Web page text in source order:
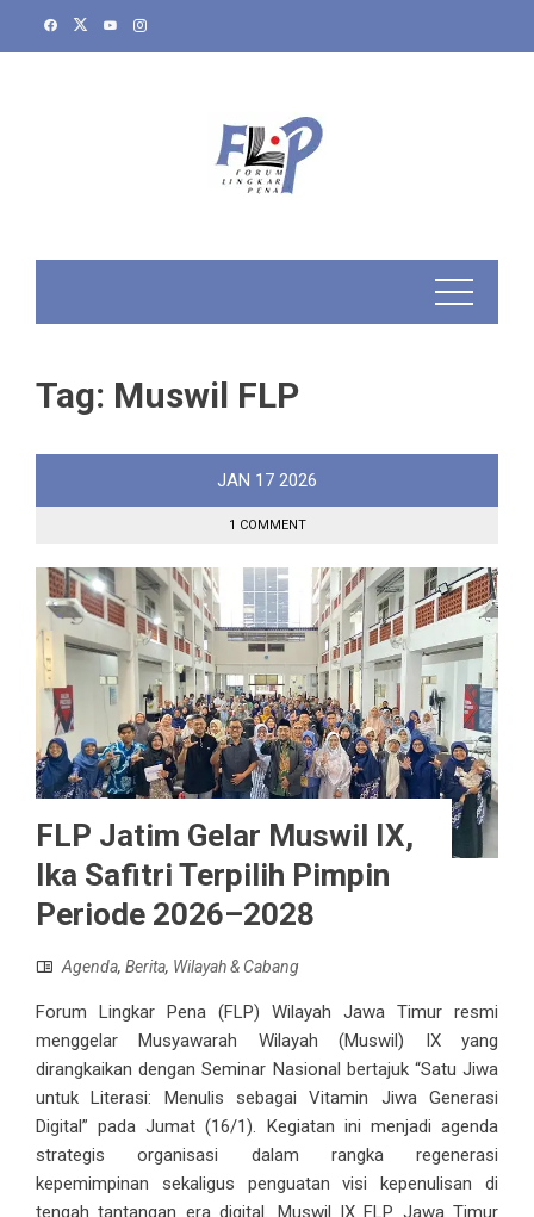
Tag: Muswil FLP
JAN 17 2026
1 COMMENT
FLP Jatim Gelar Muswil IX,
Ika Safitri Terpilih Pimpin
Periode 2026–2028
Agenda, Berita, Wilayah & Cabang
Forum Lingkar Pena (FLP) Wilayah Jawa Timur resmi
menggelar Musyawarah Wilayah (Muswil) IX yang
dirangkaikan dengan Seminar Nasional bertajuk “Satu Jiwa
untuk Literasi: Menulis sebagai Vitamin Jiwa Generasi
Digital” pada Jumat (16/1). Kegiatan ini menjadi agenda
strategis organisasi dalam rangka regenerasi
kepemimpinan sekaligus penguatan visi kepenulisan di
tengah tantangan era digital. Muswil IX FLP Jawa Timur